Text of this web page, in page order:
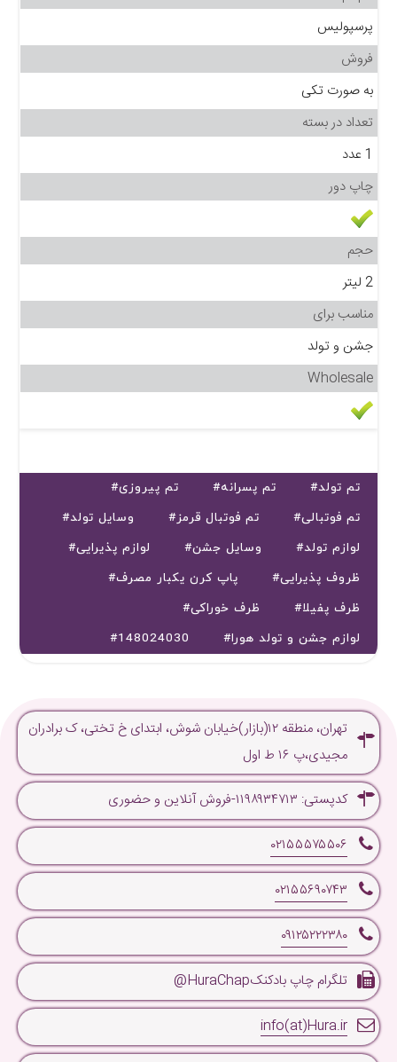
پرسپولیس
فروش
به صورت تکی
تعداد در بسته
1 عدد
چاپ دور
حجم
2 لیتر
مناسب برای
جشن و تولد
Wholesale
#تم تولد #تم پسرانه
#تم پیروزی
#تم فوتبالی
#تم فوتبال قرمز
#وسایل تولد
#لوازم تولد
#وسایل جشن
#لوازم پذیرایی
#ظروف پذیرایی
#پاپ کرن یکبار مصرف
#ظرف پفیلا
#ظرف خوراکی
#لوازم جشن و تولد هورا
#148024030
تهران، منطقه ۱۲(بازار)خیابان شوش، ابتدای خ تختی، ک برادران
مجیدی،پ ۱۶ ط اول
کدپستی: ۱۱۹۸۹۳۴۷۱۳-فروش آنلاین و حضوری
۰۲۱۵۵۵۷۵۵۰۶
۰۲۱۵۵۶۹۰۷۴۳
۰۹۱۲۵۲۲۲۳۸۰
تلگرام چاپ بادکنکHuraChap@
info(at)Hura.ir